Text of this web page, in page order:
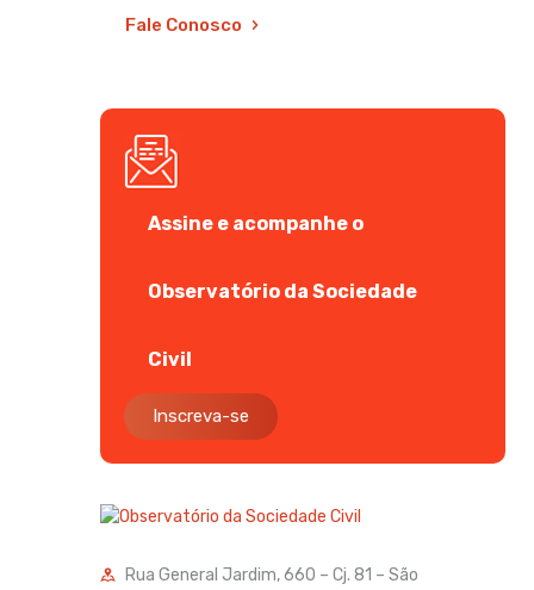
Fale Conosco
Assine e acompanhe o
Observatório da Sociedade
Civil
Inscreva-se
Rua General Jardim, 660 – Cj. 81 – São